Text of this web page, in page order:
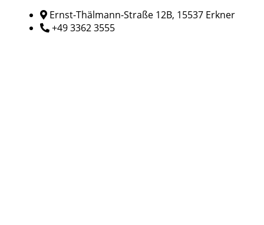
Ernst-Thälmann-Straße 12B, 15537 Erkner
+49 3362 3555